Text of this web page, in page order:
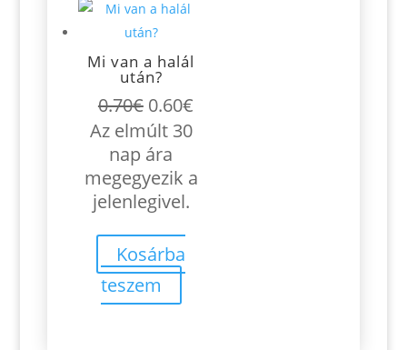
Mi van a halál
után?
0.70€ Original
price
was:
0.70€.
0.60€Current
price
0.60€.
Az elmúlt 30
nap ára
megegyezik a
jelenlegivel.
Kosárba
teszem